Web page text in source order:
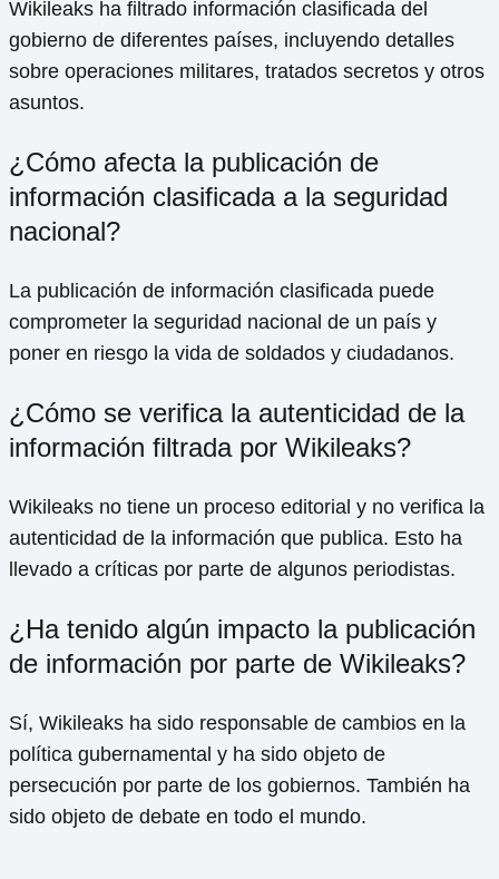
Wikileaks ha filtrado información clasificada del
gobierno de diferentes países, incluyendo detalles
sobre operaciones militares, tratados secretos y otros
asuntos.
¿Cómo afecta la publicación de
información clasificada a la seguridad
nacional?
La publicación de información clasificada puede
comprometer la seguridad nacional de un país y
poner en riesgo la vida de soldados y ciudadanos.
¿Cómo se verifica la autenticidad de la
información filtrada por Wikileaks?
Wikileaks no tiene un proceso editorial y no verifica la
autenticidad de la información que publica. Esto ha
llevado a críticas por parte de algunos periodistas.
¿Ha tenido algún impacto la publicación
de información por parte de Wikileaks?
Sí, Wikileaks ha sido responsable de cambios en la
política gubernamental y ha sido objeto de
persecución por parte de los gobiernos. También ha
sido objeto de debate en todo el mundo.